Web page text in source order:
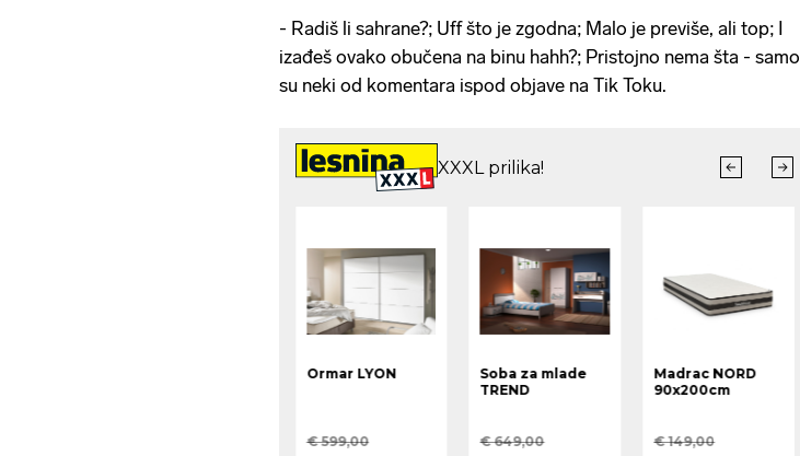
- Radiš li sahrane?; Uff što je zgodna; Malo je previše, ali top; I
izađeš ovako obučena na binu hahh?; Pristojno nema šta - samo
su neki od komentara ispod objave na Tik Toku.